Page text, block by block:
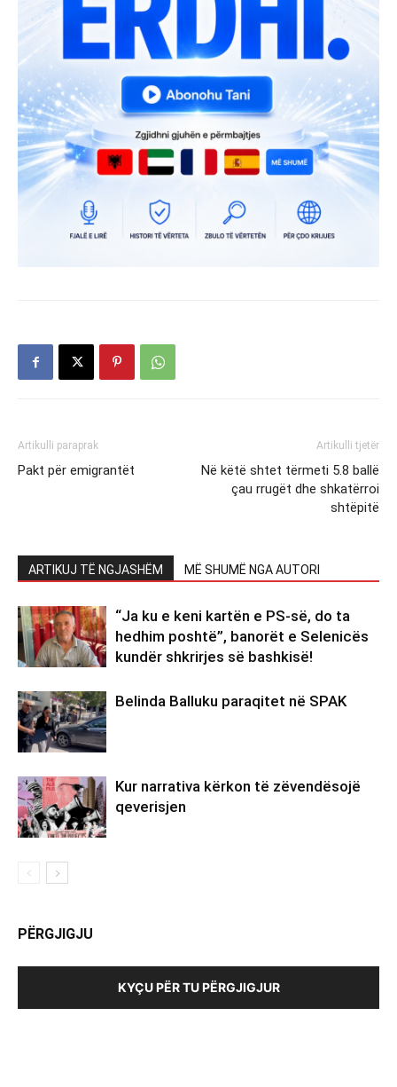
Artikulli paraprak
Pakt për emigrantët
Artikulli tjetër
Në këtë shtet tërmeti 5.8 ballë
çau rrugët dhe shkatërroi
shtëpitë
ARTIKUJ TË NGJASHËM MË SHUMË NGA AUTORI
“Ja ku e keni kartën e PS-së, do ta
hedhim poshtë”, banorët e Selenicës
kundër shkrirjes së bashkisë!
Belinda Balluku paraqitet në SPAK
Kur narrativa kërkon të zëvendësojë
qeverisjen
PËRGJIGJU
KYÇU PËR TU PËRGJIGJUR